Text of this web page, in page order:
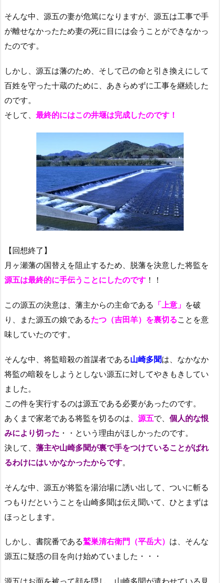
そんな中、源五の妻が危篤になりますが、源五は工事で手
が離せなかったため妻の死に目には会うことができなかっ
たのです。
しかし、源五は藩のため、そして己の命と引き換えにして
百姓を守った十蔵のために、あきらめずに工事を継続した
のです。
そして、 最終的にはこの井堰は完成したのです！
【回想終了】
月ヶ瀬藩の国替えを阻止するため、脱藩を決意した将監を
源五は最終的に手伝うことにしたのです ！！
この源五の決意は、藩主からの主命である 「上意」 を破
り、また源五の娘であるたつ（吉田羊）を裏切ることを意
味していたのです。
そんな中、将監暗殺の首謀者である山崎多聞は、なかなか
将監の暗殺をしようとしない源五に対してやきもきしてい
ました。
この件を実行するのは源五である必要があったのです。
あくまで家老である将監を切るのは、 源五で、 個人的な恨
みにより切った ・・という理由がほしかったのです。
決して、 藩主や山崎多聞が裏で手をつけていることがばれ
るわけにはいかなかったからです。
そんな中、源五が将監を湯治場に誘い出して、ついに斬る
つもりだということを山崎多聞は伝え聞いて、ひとまずは
ほっとします。
しかし、書院番である鷲巣清右衛門（平岳大） は、そんな
源五に疑惑の目を向け始めていました・・・